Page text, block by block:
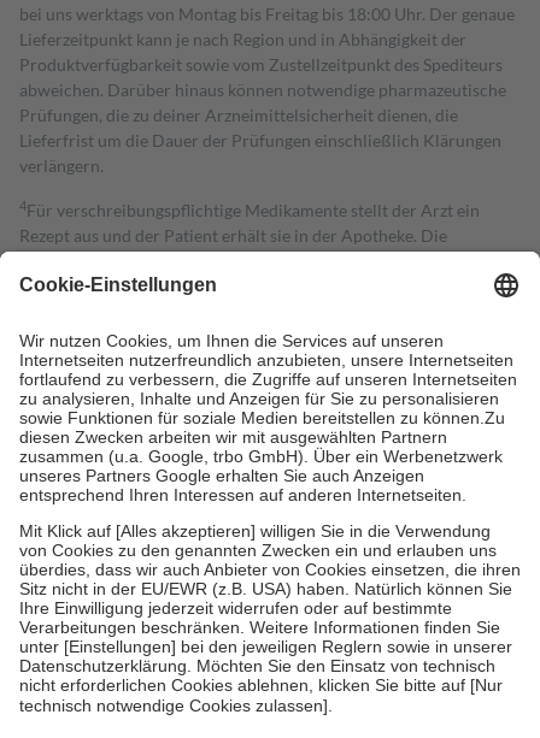
bei uns werktags von Montag bis Freitag bis 18:00 Uhr. Der genaue
Lieferzeitpunkt kann je nach Region und in Abhängigkeit der
Produktverfügbarkeit sowie vom Zustellzeitpunkt des Spediteurs
abweichen. Darüber hinaus können notwendige pharmazeutische
Prüfungen, die zu deiner Arzneimittelsicherheit dienen, die
Lieferfrist um die Dauer der Prüfungen einschließlich Klärungen
verlängern.
4Für verschreibungspflichtige Medikamente stellt der Arzt ein
Rezept aus und der Patient erhält sie in der Apotheke. Die
Kosten dafür, der Versicherte trägt einen Teil davon als Zuzahlung
Grundsätzlich leisten Mitglieder Zuzahlungen in Höhe von zehn
Prozent des Abgabepreises,mindestensjedochfünf Euround
höchstens zehn Euro.Es sind jedoch nie mehr als die tatsächlichen
Kosten der Leistung zu entrichten.
Diese Regeln gelten grundsätzlich auch für Online-Apotheken.
Bei Heilmitteln und häuslicher Krankenpflege beträgt die
Zuzahlung zehn Prozent der Kosten sowie zehn Euro je
Um das Engagement der Versicherten für ihre eigene Gesundheit zu
stärken und die besondere Stellung der Familie zu unterstützen,
fallenkeine Zuzahlungen an bei:
• Kindern und Jugendlichen bis zum vollendeten 18. Lebensjahr
mit Ausnahme der Fahrkosten
• Untersuchungen zur Vorsorge und Früherkennung, die von der
GKV getragen werden
• empfohlenen Schutzimpfungen